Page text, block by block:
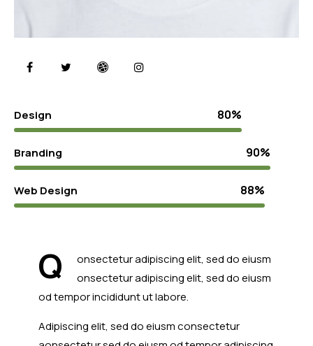
Design 80%
Branding 90%
Web Design 88%
Q
onsectetur adipiscing elit, sed do eiusm
onsectetur adipiscing elit, sed do eiusm
od tempor incididunt ut labore.
Adipiscing elit, sed do eiusm consectetur